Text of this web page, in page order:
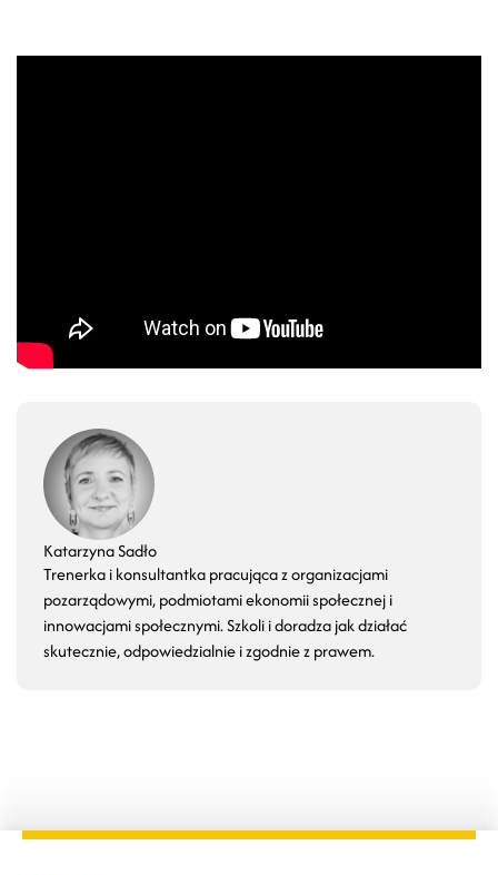
Katarzyna Sadło
Trenerka i konsultantka pracująca z organizacjami
pozarządowymi, podmiotami ekonomii społecznej i
innowacjami społecznymi. Szkoli i doradza jak działać
skutecznie, odpowiedzialnie i zgodnie z prawem.